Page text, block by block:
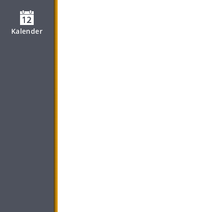
Kalender